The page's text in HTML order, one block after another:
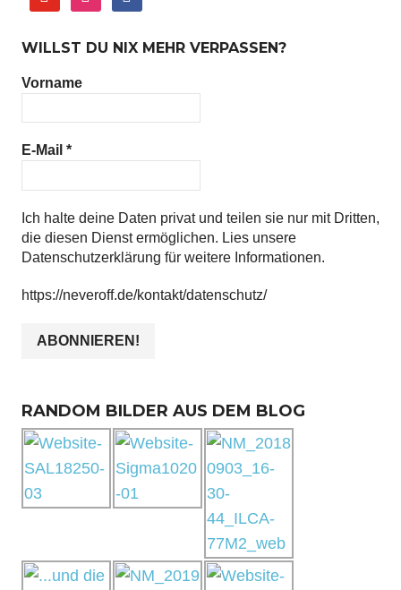
WILLST DU NIX MEHR VERPASSEN?
Vorname
E-Mail *
Ich halte deine Daten privat und teilen sie nur mit Dritten,
die diesen Dienst ermöglichen. Lies unsere
Datenschutzerklärung für weitere Informationen.
https://neveroff.de/kontakt/datenschutz/
RANDOM BILDER AUS DEM BLOG